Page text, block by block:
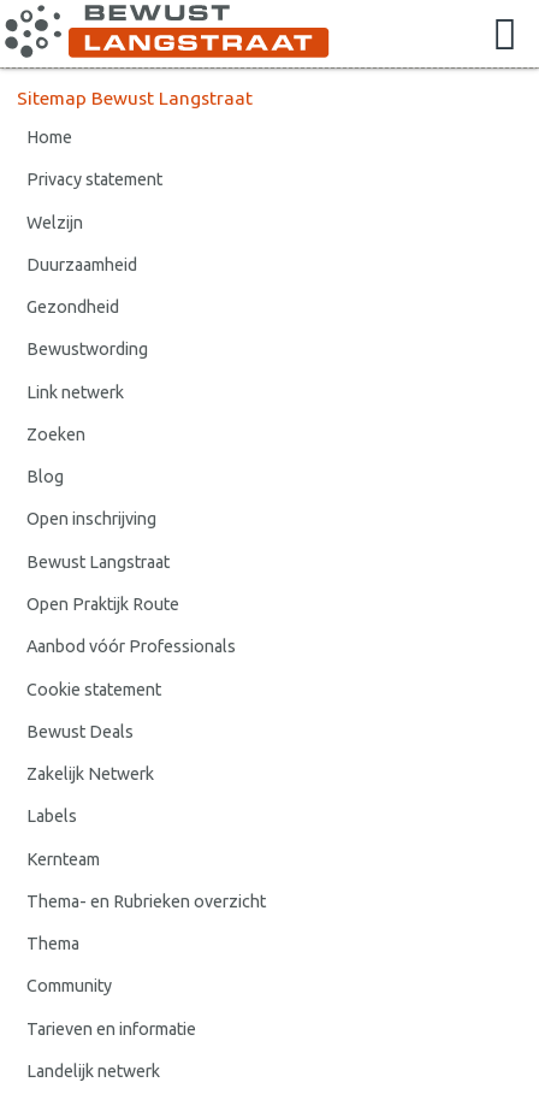
Sitemap Bewust Langstraat
Home
Privacy statement
Welzijn
Duurzaamheid
Gezondheid
Bewustwording
Link netwerk
Zoeken
Blog
Open inschrijving
Bewust Langstraat
Open Praktijk Route
Aanbod vóór Professionals
Cookie statement
Bewust Deals
Zakelijk Netwerk
Labels
Kernteam
Thema- en Rubrieken overzicht
Thema
Community
Tarieven en informatie
Landelijk netwerk